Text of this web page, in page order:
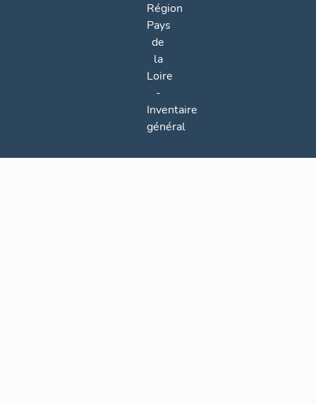
Région
Pays
de
la
Loire
-
Inventaire
général